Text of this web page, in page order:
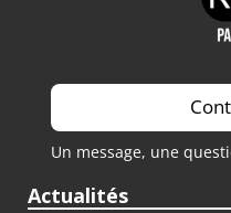
Un message, une
Actualités